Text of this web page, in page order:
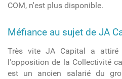
COM, n'est plus disponible.
Méfiance au sujet de JA
Très vite JA Capital a
l'opposition de la Collectivité
est un ancien salarié du